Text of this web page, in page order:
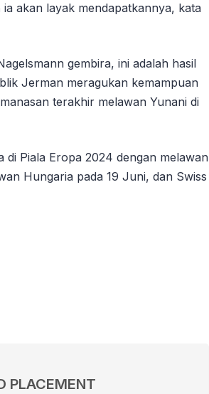
akan layak mendapatkannya, kata
gembira, ini adalah hasil
Jerman meragukan kemampuan
terakhir melawan Yunani di
Piala Eropa 2024 dengan melawan
Hungaria pada 19 Juni, dan Swiss
PLACEMENT